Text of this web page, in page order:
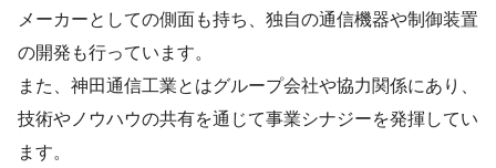
メーカーとしての側面も持ち、独自の通信機器や制御装置
の開発も行っています。
また、神田通信工業とはグループ会社や協力関係にあり、
技術やノウハウの共有を通じて事業シナジーを発揮してい
ます。